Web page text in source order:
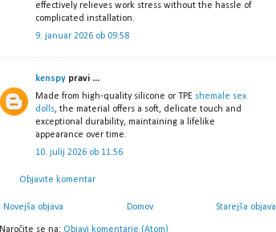
effectively relieves work stress without the hassle of
complicated installation.
9. januar 2026 ob 09:58
kenspy pravi ...
Made from high-quality silicone or TPE shemale sex
dolls, the material offers a soft, delicate touch and
exceptional durability, maintaining a lifelike
appearance over time.
10. julij 2026 ob 11:56
Objavite komentar
Novejša objava Starejša objava
Domov
Naročite se na: Objavi komentarje (Atom)